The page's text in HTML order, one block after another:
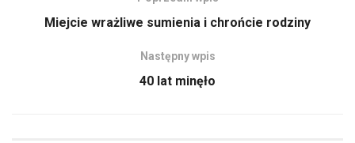
Miejcie wrażliwe sumienia i chrońcie rodziny
Następny wpis
40 lat minęło